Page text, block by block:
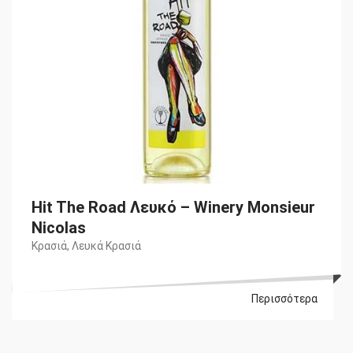
Hit The Road Λευκό – Winery Monsieur
Nicolas
Κρασιά, Λευκά Κρασιά
Περισσότερα